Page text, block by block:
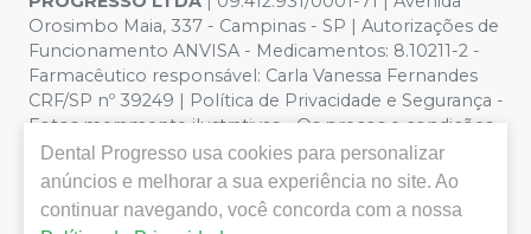
Orosimbo Maia, 337 - Campinas - SP | Autorizações de
Funcionamento ANVISA - Medicamentos: 8.10211-2 -
Farmacêutico responsável: Carla Vanessa Fernandes
CRF/SP nº 39249 | Política de Privacidade e Segurança -
Fotos meramente ilustrativas - Os preços e condições
da loja virtual estão sujeitos a alterações. Em caso de
divergência de preços no site, o valor válido é o do
Carrinho de Compra. Não vendemos por atacado por
isso nos reservamos o direito de não atender compras
Dental Progresso usa cookies para personalizar
anúncios e melhorar a sua experiência no site. Ao
continuar navegando, você concorda com a nossa